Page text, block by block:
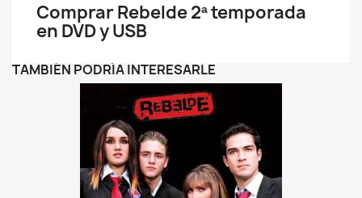
Comprar Rebelde 2ª temporada
en DVD y USB
TAMBIÉN PODRÍA INTERESARLE